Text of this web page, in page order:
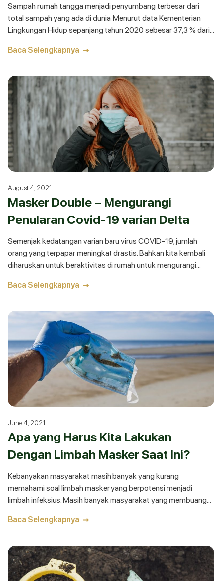
Sampah rumah tangga menjadi penyumbang terbesar dari
total sampah yang ada di dunia. Menurut data Kementerian
Lingkungan Hidup sepanjang tahun 2020 sebesar 37,3 % dari
Baca Selengkapnya
August 4, 2021
Masker Double – Mengurangi
Penularan Covid-19 varian Delta
Semenjak kedatangan varian baru virus COVID-19, jumlah
orang yang terpapar meningkat drastis. Bahkan kita kembali
diharuskan untuk beraktivitas di rumah untuk mengurangi
yang diterbitkan oleh Centers for Disease Control and
mask efektif menangkal partikel aerosol sebesar 85,4%.
Baca Selengkapnya
June 4, 2021
Apa yang Harus Kita Lakukan
Dengan Limbah Masker Saat Ini?
Kebanyakan masyarakat masih banyak yang kurang
memahami soal limbah masker yang berpotensi menjadi
limbah infeksius. Masih banyak masyarakat yang membuang
membuangnya di sembarang tempat. Maka dari itu, sangat
benar. Penanganan sampah medis perlu menggunakan konsep
“2P2S”, yaitu Proses, Pilah, Simpan dan Salur.
Baca Selengkapnya